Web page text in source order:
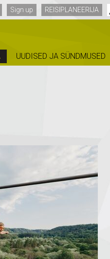
Sign up REISIPLANEERIJA
UUDISED JA SÜNDMUSED